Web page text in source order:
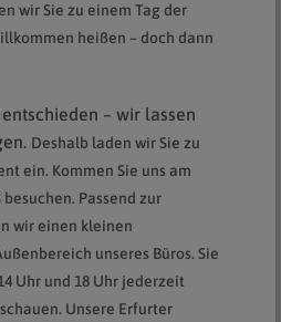
wir Sie zu einem Tag der
heißen – doch dann
– wir lassen
Deshalb laden wir Sie zu
ein. Kommen Sie uns am
besuchen. Passend zur
wir einen kleinen
unseres Büros. Sie
Uhr und 18 Uhr jederzeit
Unsere Erfurter